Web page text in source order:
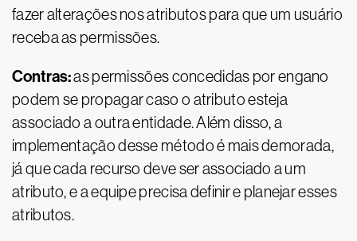
fazer alterações nos atributos para que um usuário
receba as permissões.
Contras:as permissões concedidas por engano
podem se propagar caso o atributo esteja
associado a outra entidade. Além disso, a
implementação desse método é mais demorada,
já que cada recurso deve ser associado a um
atributo, e a equipe precisa definir e planejar esses
atributos.